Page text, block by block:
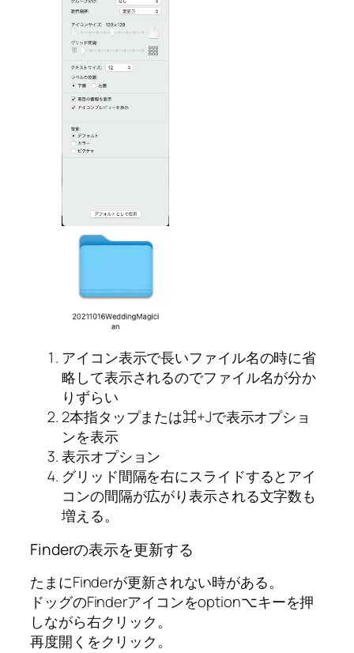
アイコン表示で長いファイル名の時に省
略して表示されるのでファイル名が分か
りずらい
2本指タップまたは⌘+Jで表示オプショ
ンを表示
表示オプション
グリッド間隔を右にスライドするとアイ
コンの間隔が広がり表示される文字数も
増える。
Finderの表示を更新する
たまにFinderが更新されない時がある。
ドッグのFinderアイコンをoption⌥キーを押
しながら右クリック。
再度開くをクリック。